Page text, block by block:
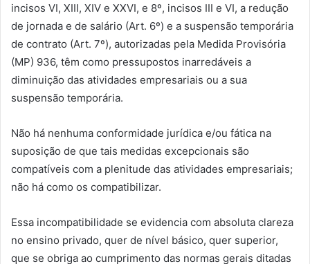
incisos VI, XIII, XIV e XXVI, e 8º, incisos III e VI, a redução
de jornada e de salário (Art. 6º) e a suspensão temporária
de contrato (Art. 7º), autorizadas pela Medida Provisória
(MP) 936, têm como pressupostos inarredáveis a
diminuição das atividades empresariais ou a sua
suspensão temporária.
Não há nenhuma conformidade jurídica e/ou fática na
suposição de que tais medidas excepcionais são
compatíveis com a plenitude das atividades empresariais;
não há como os compatibilizar.
Essa incompatibilidade se evidencia com absoluta clareza
no ensino privado, quer de nível básico, quer superior,
que se obriga ao cumprimento das normas gerais ditadas